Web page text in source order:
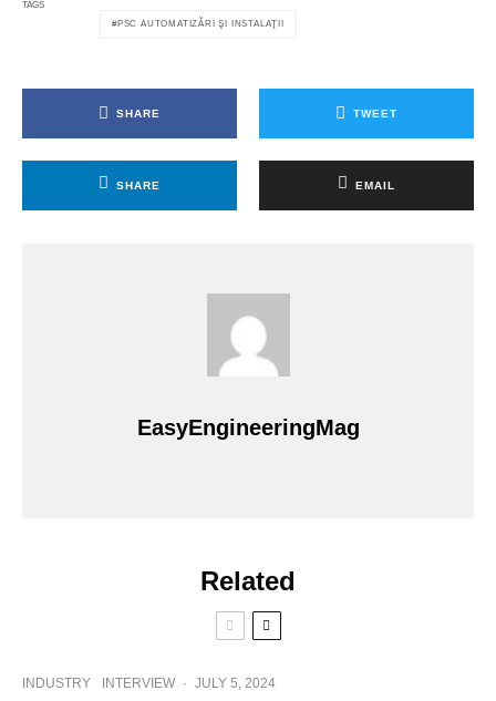
TAGS
PSC AUTOMATIZĂRI ŞI INSTALAŢII
SHARE TWEET
SHARE EMAIL
EasyEngineeringMag
Related
INDUSTRY INTERVIEW · JULY 5, 2024